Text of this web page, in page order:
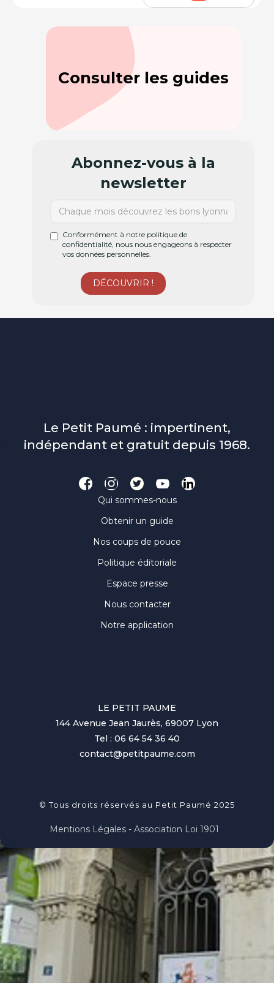
Consulter les guides
Abonnez-vous à la
newsletter
Conformément à notre politique de
confidentialité, nous nous engageons à respecter
vos données personnelles.
Le Petit Paumé : impertinent,
indépendant et gratuit depuis 1968.
Qui sommes-nous
Obtenir un guide
Nos coups de pouce
Politique éditoriale
Espace presse
Nous contacter
Notre application
LE PETIT PAUME
144 Avenue Jean Jaurès, 69007 Lyon
Tel : 06 64 54 36 40
contact@petitpaume.com
© Tous droits réservés au Petit Paumé 2025
Mentions Légales - Association Loi 1901